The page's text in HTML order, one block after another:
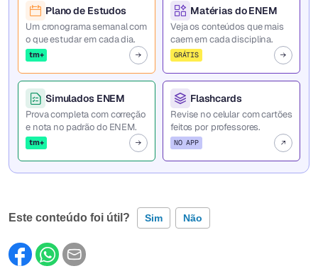
Plano de Estudos
Um cronograma semanal com
o que estudar em cada dia.
tm+
Matérias do ENEM
Veja os conteúdos que mais
caem em cada disciplina.
GRÁTIS
Simulados ENEM
Prova completa com correção
e nota no padrão do ENEM.
tm+
Flashcards
Revise no celular com cartões
feitos por professores.
NO APP
Este conteúdo foi útil? Sim Não
Este conteúdo contém informação incorreta